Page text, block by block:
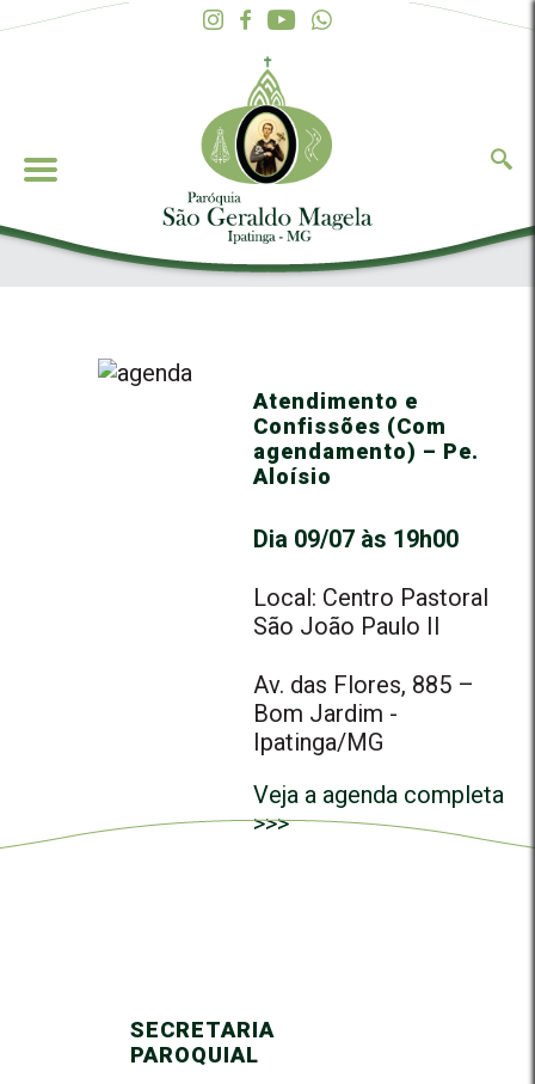
Atendimento e
Confissões (Com
agendamento) – Pe.
Aloísio
Dia 09/07 às 19h00
Local: Centro Pastoral
São João Paulo II
Av. das Flores, 885 –
Bom Jardim -
Ipatinga/MG
Veja a agenda completa
>>>
SECRETARIA
PAROQUIAL